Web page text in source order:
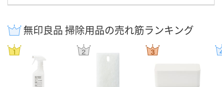
無印良品 掃除用品の売れ筋ランキング